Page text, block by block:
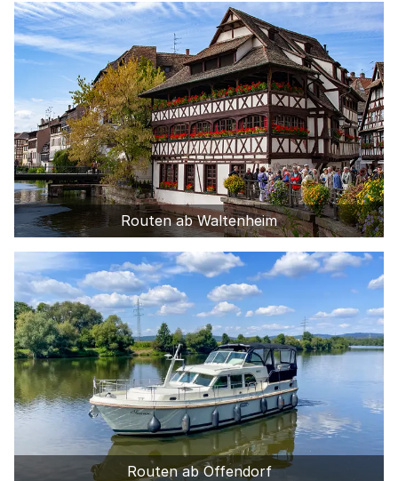
Routen ab Waltenheim
Routen ab Offendorf